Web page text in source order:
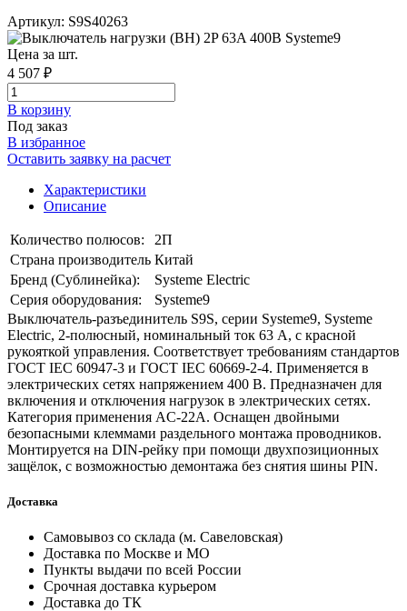
Артикул: S9S40263
Цена за шт.
4 507 ₽
В корзинy
Под заказ
В избранное
Оставить заявку на расчет
Характеристики
Описание
Количество полюсов:
2П
Страна производитель Китай
Бренд (Сублинейка):
Systeme Electric
Серия оборудования:
Systeme9
Выключатель-разъединитель S9S, серии Systeme9, Systeme
Electric, 2-полюсный, номинальный ток 63 А, с красной
рукояткой управления. Соответствует требованиям стандартов
ГОСТ IEC 60947-3 и ГОСТ IEC 60669-2-4. Применяется в
электрических сетях напряжением 400 В. Предназначен для
включения и отключения нагрузок в электрических сетях.
Категория применения AC-22A. Оснащен двойными
безопасными клеммами раздельного монтажа проводников.
Монтируется на DIN-рейку при помощи двухпозиционных
защёлок, с возможностью демонтажа без снятия шины PIN.
Доставка
Самовывоз со склада (м. Савеловская)
Доставка по Москве и МО
Пункты выдачи по всей России
Срочная доставка курьером
Доставка до ТК